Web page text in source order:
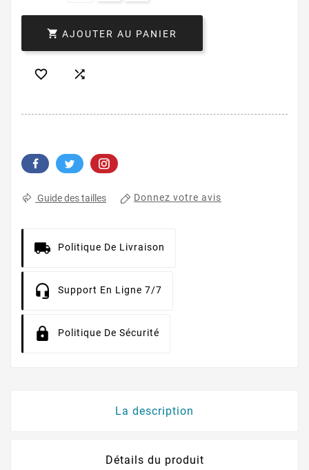
 AJOUTER AU PANIER
 
Guide des tailles Donnez votre avis
Politique De Livraison
Support En Ligne 7/7
Politique De Sécurité
La description
Détails du produit